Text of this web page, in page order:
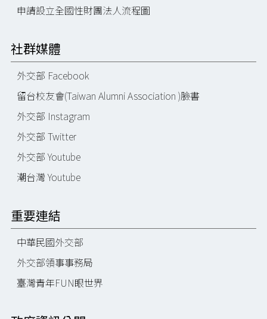
申請設立全國性財團法人流程圖
社群媒體
外交部 Facebook
留台校友會(Taiwan Alumni Association )臉書
外交部 Instagram
外交部 Twitter
外交部 Youtube
潮台灣 Youtube
重要連結
中華民國外交部
外交部領事事務局
臺灣青年FUN眼世界